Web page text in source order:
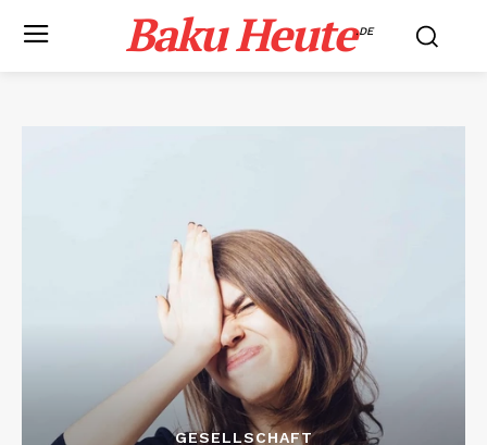
Baku Heute.DE
GESELLSCHAFT